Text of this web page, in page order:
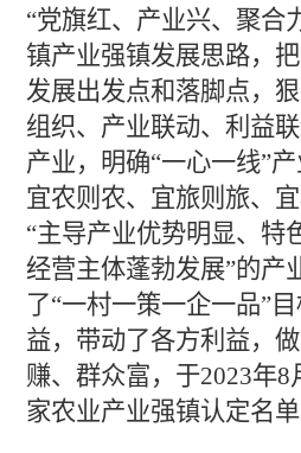
“党旗红、产业兴、聚合
镇产业强镇发展思路，
发展出发点和落脚点，
组织、产业联动、利益
产业，明确“一心一线”
宜农则农、宜旅则旅、
“主导产业优势明显、特
经营主体蓬勃发展”的产
了“一村一策一企一品”
益，带动了各方利益，
赚、群众富，于2023年8
家农业产业强镇认定名单